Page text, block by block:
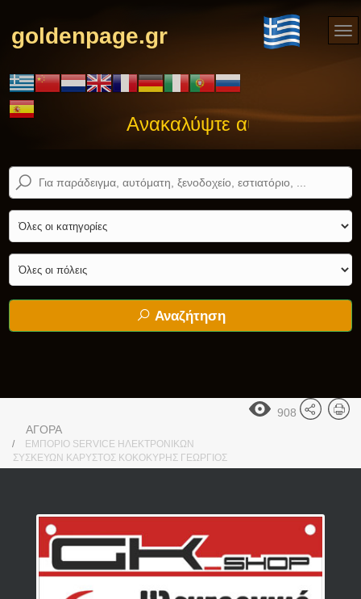
goldenpage.gr
Ανακαλύψτε αυτό που
Αναζήτηση
908
ΑΓΟΡΑ
ΕΜΠΟΡΙΟ SERVICE ΗΛΕΚΤΡΟΝΙΚΩΝ
ΣΥΣΚΕΥΩΝ ΚΑΡΥΣΤΟΣ ΚΟΚΟΚΥΡΗΣ ΓΕΩΡΓΙΟΣ